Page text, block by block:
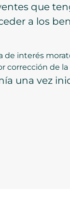
que
a los
de interés
corrección de la
una vez